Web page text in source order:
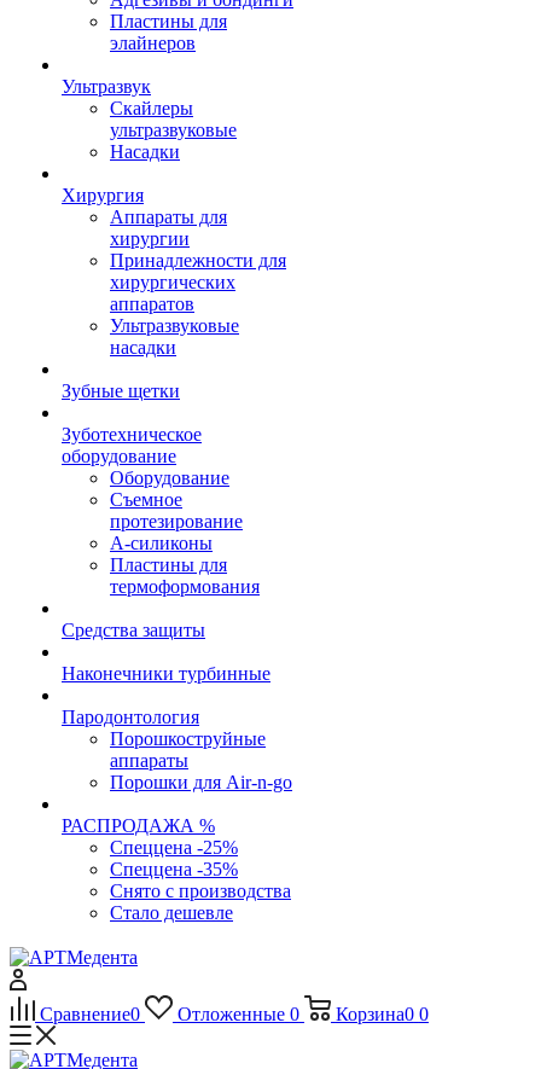
Пластины для
элайнеров
Ультразвук
Скайлеры
ультразвуковые
Насадки
Хирургия
Аппараты для
хирургии
Принадлежности для
хирургических
аппаратов
Ультразвуковые
насадки
Зубные щетки
Зуботехническое
оборудование
Оборудование
Съемное
протезирование
А-силиконы
Пластины для
термоформования
Средства защиты
Наконечники турбинные
Пародонтология
Порошкоструйные
аппараты
Порошки для Air-n-go
РАСПРОДАЖА %
Спеццена -25%
Спеццена -35%
Снято с производства
Стало дешевле
Сравнение0 Отложенные 0 Корзина0 0